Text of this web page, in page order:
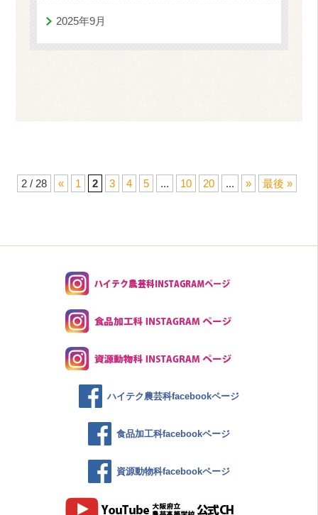
2025年9月
2 / 28 « 1 2 3 4 5 ... 10 20 ... » 最後 »
ハイテク農芸科facebookページ
食品加工科facebookページ
資源動物科facebookページ